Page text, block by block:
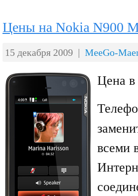
Цены на Nokia N900
15 декабря 2009 | MeeGo-
Цена
всеми